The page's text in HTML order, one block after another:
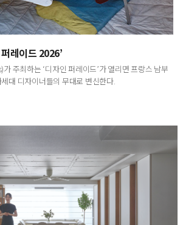
레이드 2026’
주최하는 ‘디자인 퍼레이드’가 열리면 프랑스 남부